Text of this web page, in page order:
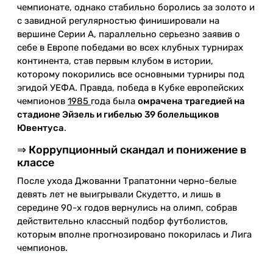
чемпионате, однако стабильно боролись за золото и
с завидной регулярностью финишировали на
вершине Серии А, параллельно серьезно заявив о
себе в Европе победами во всех клубных турнирах
континента, став первым клубом в истории,
которому покорились все основными турниры под
эгидой УЕФА. Правда, победа в Кубке европейских
чемпионов 1985 года была омрачена трагедией на
стадионе Эйзель и гибелью 39 болельщиков
Ювентуса.
⇒ Коррупционный скандал и понижение в
классе
После ухода Джованни Трапатонни черно-белые
девять лет не выигрывали Скудетто, и лишь в
середине 90-х годов вернулись на олимп, собрав
действительно классный подбор футболистов,
которым вполне прогнозировано покорилась и Лига
чемпионов.